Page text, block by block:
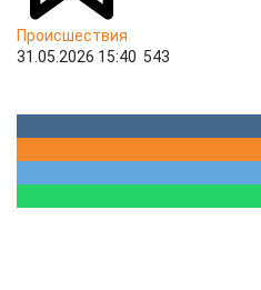
Происшествия
31.05.2026 15:40 543